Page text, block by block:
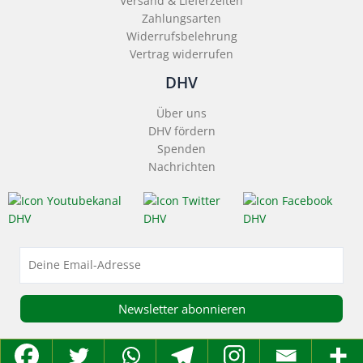
Zahlungsarten
Widerrufsbelehrung
Vertrag widerrufen
DHV
Über uns
DHV fördern
Spenden
Nachrichten
Copyright: Deutscher Hanfverband 2026